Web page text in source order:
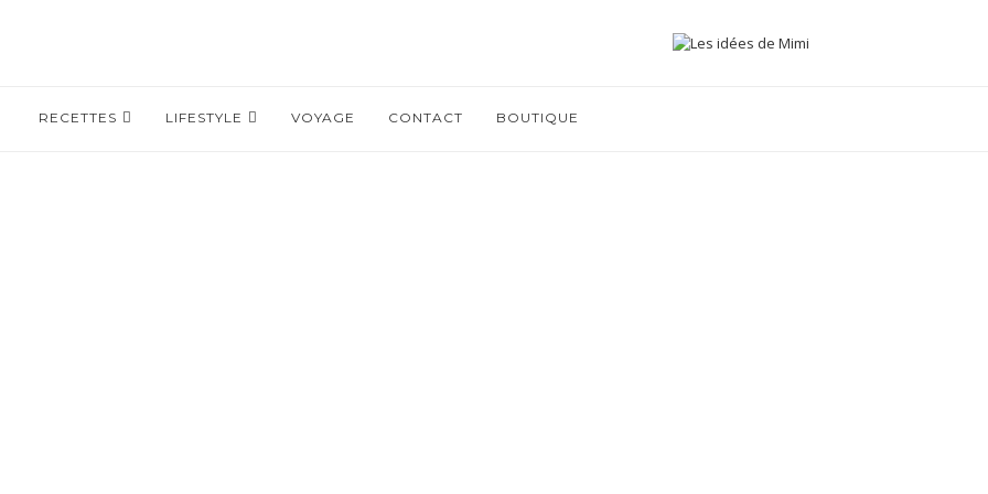
RECETTES LIFESTYLE VOYAGE CONTACT BOUTIQUE